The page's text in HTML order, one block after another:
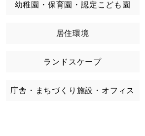
幼稚園・保育園・認定こども園
居住環境
ランドスケープ
庁舎・まちづくり施設・オフィス